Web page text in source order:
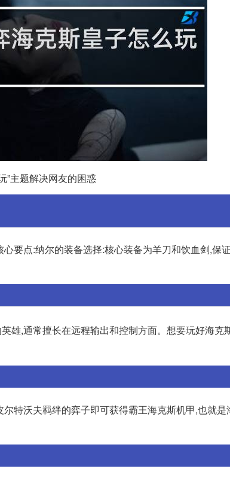
”主题解决网友的困惑
要点:纳尔的装备选择:核心装备为羊刀和饮血剑,保
雄,通常擅长在远程输出和控制方面。想要玩好海克
特沃夫羁绊的弈子即可获得霸王海克斯机甲,也就